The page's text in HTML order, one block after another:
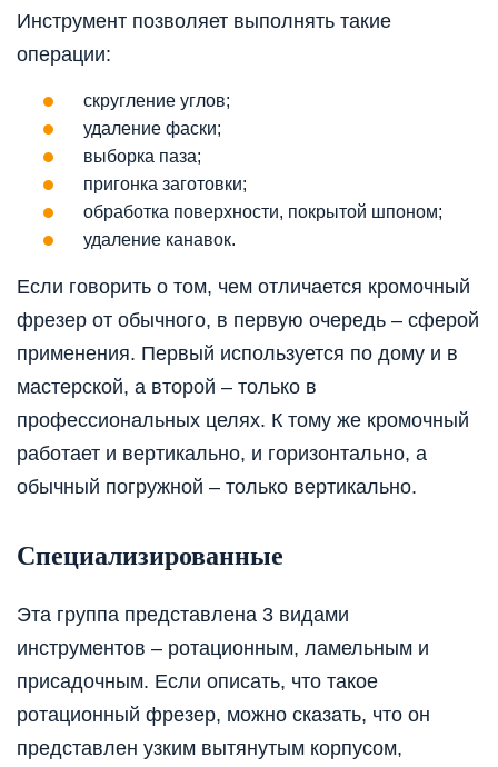
Инструмент позволяет выполнять такие
операции:
скругление углов;
удаление фаски;
выборка паза;
пригонка заготовки;
обработка поверхности, покрытой шпоном;
удаление канавок.
Если говорить о том, чем отличается кромочный
фрезер от обычного, в первую очередь – сферой
применения. Первый используется по дому и в
мастерской, а второй – только в
профессиональных целях. К тому же кромочный
работает и вертикально, и горизонтально, а
обычный погружной – только вертикально.
Специализированные
Эта группа представлена 3 видами
инструментов – ротационным, ламельным и
присадочным. Если описать, что такое
ротационный фрезер, можно сказать, что он
представлен узким вытянутым корпусом,